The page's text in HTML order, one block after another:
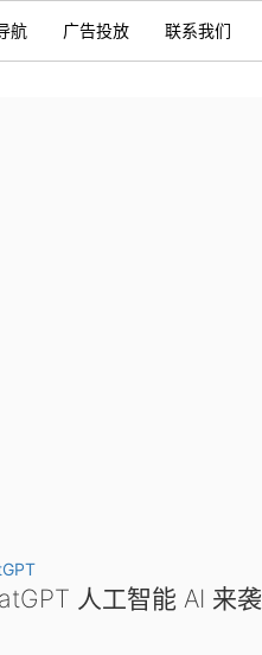
航 广告投放 联系我们
人工智能 AI 来袭